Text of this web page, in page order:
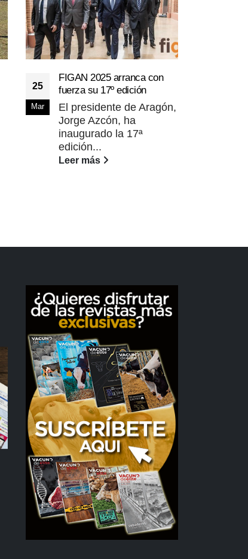
25
Mar
FIGAN 2025 arranca con
fuerza su 17º edición
El presidente de Aragón,
Jorge Azcón, ha
inaugurado la 17ª
edición...
Leer más